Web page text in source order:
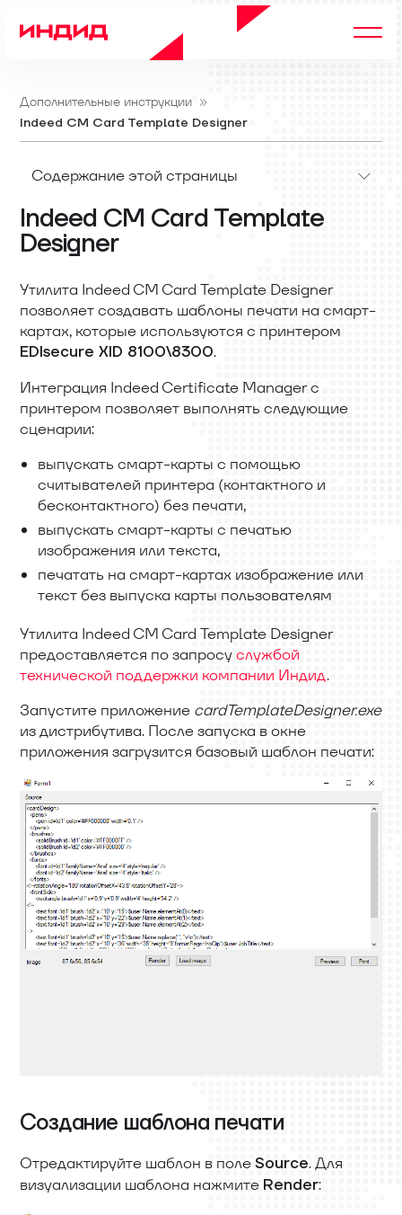
Дополнительные инструкции
Indeed CM Card Template Designer
Содержание этой страницы
Indeed CM Card Template
Designer
Утилита Indeed CM Card Template Designer
позволяет создавать шаблоны печати на смарт-
картах, которые используются с принтером
EDIsecure XID 8100\8300.
Интеграция Indeed Certificate Manager с
принтером позволяет выполнять следующие
сценарии:
выпускать смарт-карты с помощью
считывателей принтера (контактного и
бесконтактного) без печати,
выпускать смарт-карты с печатью
изображения или текста,
печатать на смарт-картах изображение или
текст без выпуска карты пользователям
Утилита Indeed CM Card Template Designer
предоставляется по запросуслужбой
технической поддержки компании Индид.
Запустите приложение cardTemplateDesigner.exe
из дистрибутива. После запуска в окне
приложения загрузится базовый шаблон печати:
Создание шаблона печати
Отредактируйте шаблон в полеSource. Для
визуализации шаблона нажмите Render: